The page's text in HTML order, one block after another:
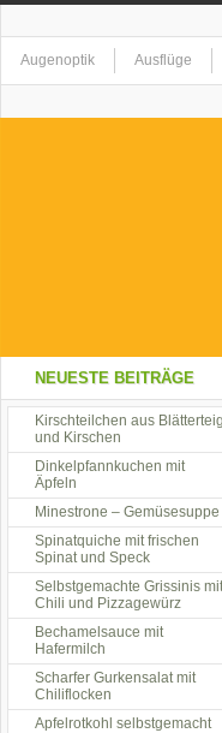
Augenoptik Ausflüge
Restaurant Restaurant
Tiere Tierzubehör
NEUESTE BEITRÄGE
Kirschteilchen aus Blätterteig
und Kirschen
Dinkelpfannkuchen mit
Äpfeln
Minestrone – Gemüsesuppe
Spinatquiche mit frischen
Spinat und Speck
Selbstgemachte Grissinis mit
Chili und Pizzagewürz
Bechamelsauce mit
Hafermilch
Scharfer Gurkensalat mit
Chiliflocken
Apfelrotkohl selbstgemacht